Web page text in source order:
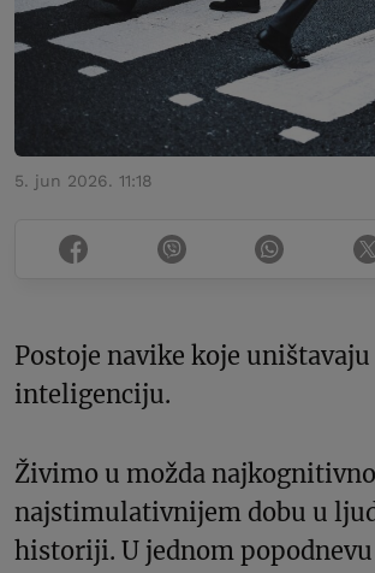
5. jun 2026. 11:18
Postoje navike koje uništavaju
inteligenciju.
Živimo u možda najkognitivno
najstimulativnijem dobu u
historiji. U jednom